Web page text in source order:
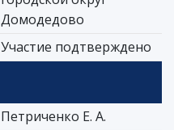
Домодедово
Участие подтверждено
Петриченко Е. А.